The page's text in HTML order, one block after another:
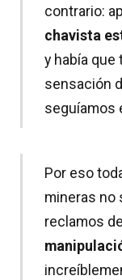
contrario:
chavista
y había que
sensación
seguíamos
Por eso
mineras no
reclamos